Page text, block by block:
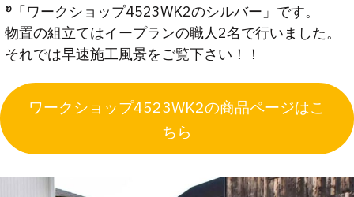
®︎「ワークショップ4523WK2のシルバー」です。
物置の組立てはイープランの職人2名で行いました。
それでは早速施工風景をご覧下さい！！
ワークショップ4523WK2の商品ページはこ
ちら